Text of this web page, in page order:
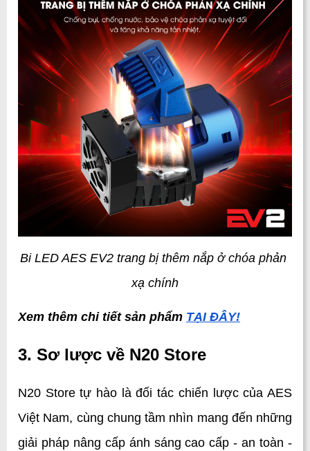
Bi LED AES EV2 trang bị thêm nắp ở chóa phản
xạ chính
Xem thêm chi tiết sản phẩm TẠI ĐÂY!
3. Sơ lược về N20 Store
N20 Store tự hào là đối tác chiến lược của AES
Việt Nam, cùng chung tầm nhìn mang đến những
giải pháp nâng cấp ánh sáng cao cấp - an toàn -